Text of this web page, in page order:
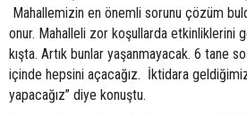
Mahallemizin en önemli sorunu çözüm
onur. Mahalleli zor koşullarda etkinliklerini
kışta. Artık bunlar yaşanmayacak. 6 tane
içinde hepsini açacağız. İktidara
yapacağız” diye konuştu.